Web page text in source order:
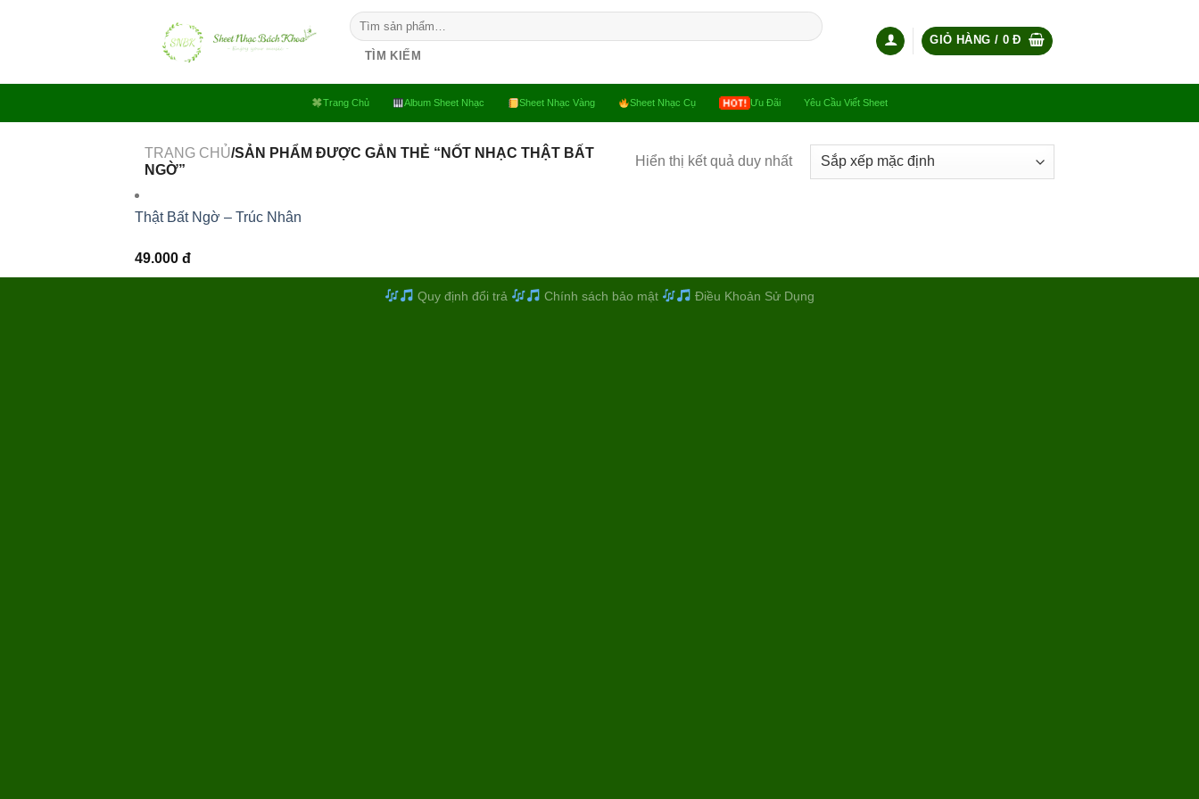
Tìm
kiếm:
TÌM KIẾM
GIỎ HÀNG / 0Đ
Trang Chủ Album Sheet Nhạc Sheet Nhạc Vàng Sheet Nhạc Cụ Ưu Đãi Yêu Cầu Viết Sheet
TRANG CHỦ/SẢN PHẨM ĐƯỢC GẮN THẺ “NỐT NHẠC THẬT BẤT
NGỜ”
Hiển thị kết quả duy nhất
Thật Bất Ngờ – Trúc Nhân
49.000 đ
Quy định đổi trả Chính sách bảo mật Điều Khoản Sử Dụng